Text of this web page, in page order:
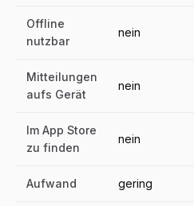
Offline
nutzbar
nein
Mitteilungen
aufs Gerät
nein
Im App Store
zu finden
nein
Aufwand gering